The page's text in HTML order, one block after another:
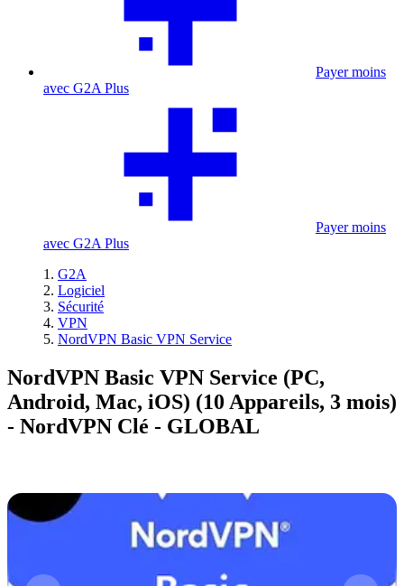
Payer moins
avec G2A Plus
Payer moins
avec G2A Plus
G2A
Logiciel
Sécurité
VPN
NordVPN Basic VPN Service
NordVPN Basic VPN Service (PC,
Android, Mac, iOS) (10 Appareils, 3 mois)
- NordVPN Clé - GLOBAL